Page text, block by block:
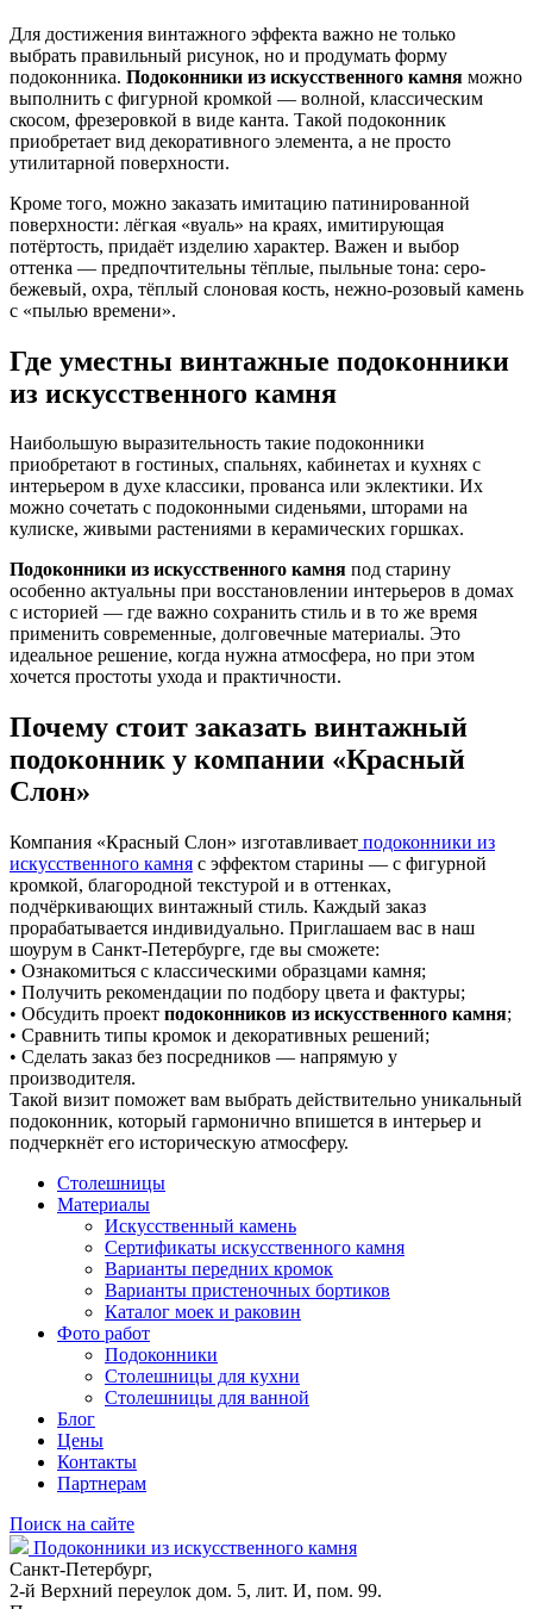
Для достижения винтажного эффекта важно не только
выбрать правильный рисунок, но и продумать форму
подоконника. Подоконники из искусственного камня можно
выполнить с фигурной кромкой — волной, классическим
скосом, фрезеровкой в виде канта. Такой подоконник
приобретает вид декоративного элемента, а не просто
утилитарной поверхности.
Кроме того, можно заказать имитацию патинированной
поверхности: лёгкая «вуаль» на краях, имитирующая
потёртость, придаёт изделию характер. Важен и выбор
оттенка — предпочтительны тёплые, пыльные тона: серо-
бежевый, охра, тёплый слоновая кость, нежно-розовый камень
с «пылью времени».
Где уместны винтажные подоконники
из искусственного камня
Наибольшую выразительность такие подоконники
приобретают в гостиных, спальнях, кабинетах и кухнях с
интерьером в духе классики, прованса или эклектики. Их
можно сочетать с подоконными сиденьями, шторами на
кулиске, живыми растениями в керамических горшках.
Подоконники из искусственного камня под старину
особенно актуальны при восстановлении интерьеров в домах
с историей — где важно сохранить стиль и в то же время
применить современные, долговечные материалы. Это
идеальное решение, когда нужна атмосфера, но при этом
хочется простоты ухода и практичности.
Почему стоит заказать винтажный
подоконник у компании «Красный
Слон»
Компания «Красный Слон» изготавливает подоконники из
искусственного камня с эффектом старины — с фигурной
кромкой, благородной текстурой и в оттенках,
подчёркивающих винтажный стиль. Каждый заказ
прорабатывается индивидуально. Приглашаем вас в наш
шоурум в Санкт-Петербурге, где вы сможете:
• Ознакомиться с классическими образцами камня;
• Получить рекомендации по подбору цвета и фактуры;
• Обсудить проект подоконников из искусственного камня;
• Сравнить типы кромок и декоративных решений;
• Сделать заказ без посредников — напрямую у
производителя.
Такой визит поможет вам выбрать действительно уникальный
подоконник, который гармонично впишется в интерьер и
подчеркнёт его историческую атмосферу.
Столешницы
Материалы
Искусственный камень
Сертификаты искусственного камня
Варианты передних кромок
Варианты пристеночных бортиков
Каталог моек и раковин
Фото работ
Подоконники
Столешницы для кухни
Столешницы для ванной
Блог
Цены
Контакты
Партнерам
Поиск на сайте
Подоконники из искусственного камня
Санкт-Петербург,
2-й Верхний переулок дом. 5, лит. И, пом. 99.